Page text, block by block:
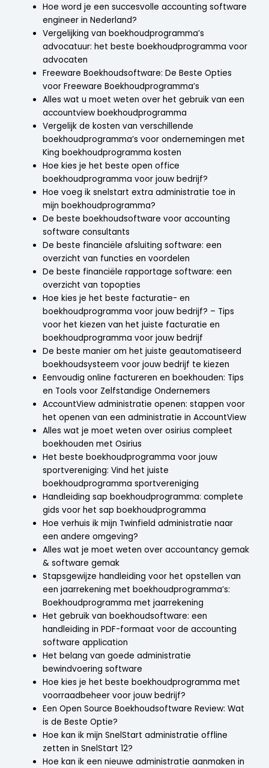
Hoe word je een succesvolle accounting software
engineer in Nederland?
Vergelijking van boekhoudprogramma’s
advocatuur: het beste boekhoudprogramma voor
advocaten
Freeware Boekhoudsoftware: De Beste Opties
voor Freeware Boekhoudprogramma’s
Alles wat u moet weten over het gebruik van een
accountview boekhoudprogramma
Vergelijk de kosten van verschillende
boekhoudprogramma’s voor ondernemingen met
King boekhoudprogramma kosten
Hoe kies je het beste open office
boekhoudprogramma voor jouw bedrijf?
Hoe voeg ik snelstart extra administratie toe in
mijn boekhoudprogramma?
De beste boekhoudsoftware voor accounting
software consultants
De beste financiële afsluiting software: een
overzicht van functies en voordelen
De beste financiële rapportage software: een
overzicht van topopties
Hoe kies je het beste facturatie- en
boekhoudprogramma voor jouw bedrijf? – Tips
voor het kiezen van het juiste facturatie en
boekhoudprogramma voor jouw bedrijf
De beste manier om het juiste geautomatiseerd
boekhoudsysteem voor jouw bedrijf te kiezen
Eenvoudig online factureren en boekhouden: Tips
en Tools voor Zelfstandige Ondernemers
AccountView administratie openen: stappen voor
het openen van een administratie in AccountView
Alles wat je moet weten over osirius compleet
boekhouden met Osirius
Het beste boekhoudprogramma voor jouw
sportvereniging: Vind het juiste
boekhoudprogramma sportvereniging
Handleiding sap boekhoudprogramma: complete
gids voor het sap boekhoudprogramma
Hoe verhuis ik mijn Twinfield administratie naar
een andere omgeving?
Alles wat je moet weten over accountancy gemak
& software gemak
Stapsgewijze handleiding voor het opstellen van
een jaarrekening met boekhoudprogramma’s:
Boekhoudprogramma met jaarrekening
Het gebruik van boekhoudsoftware: een
handleiding in PDF-formaat voor de accounting
software application
Het belang van goede administratie
bewindvoering software
Hoe kies je het beste boekhoudprogramma met
voorraadbeheer voor jouw bedrijf?
Een Open Source Boekhoudsoftware Review: Wat
is de Beste Optie?
Hoe kan ik mijn SnelStart administratie offline
zetten in SnelStart 12?
Hoe kan ik een nieuwe administratie aanmaken in